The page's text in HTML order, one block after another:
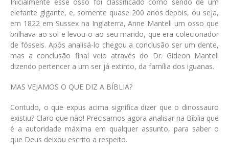
Inicialmente esse osso foi classificado como sendo de um
elefante gigante, e, somente quase 200 anos depois, ou seja,
em 1822 em Sussex na Inglaterra, Anne Mantell um osso que
brilhava ao sol e levou-o ao seu marido, que era colecionador
de fósseis. Após analisá-lo chegou a conclusão ser um dente,
mas a conclusão final veio através do Dr. Gideon Mantell
dizendo pertencer a um ser já extinto, da família dos iguanas.
MAS VEJAMOS O QUE DIZ A BÍBLIA?
Contudo, o que expus acima significa dizer que o dinossauro
existiu? Claro que não! Precisamos agora analisar na Bíblia que
é a autoridade máxima em qualquer assunto, para saber o
que Deus deixou escrito a respeito.